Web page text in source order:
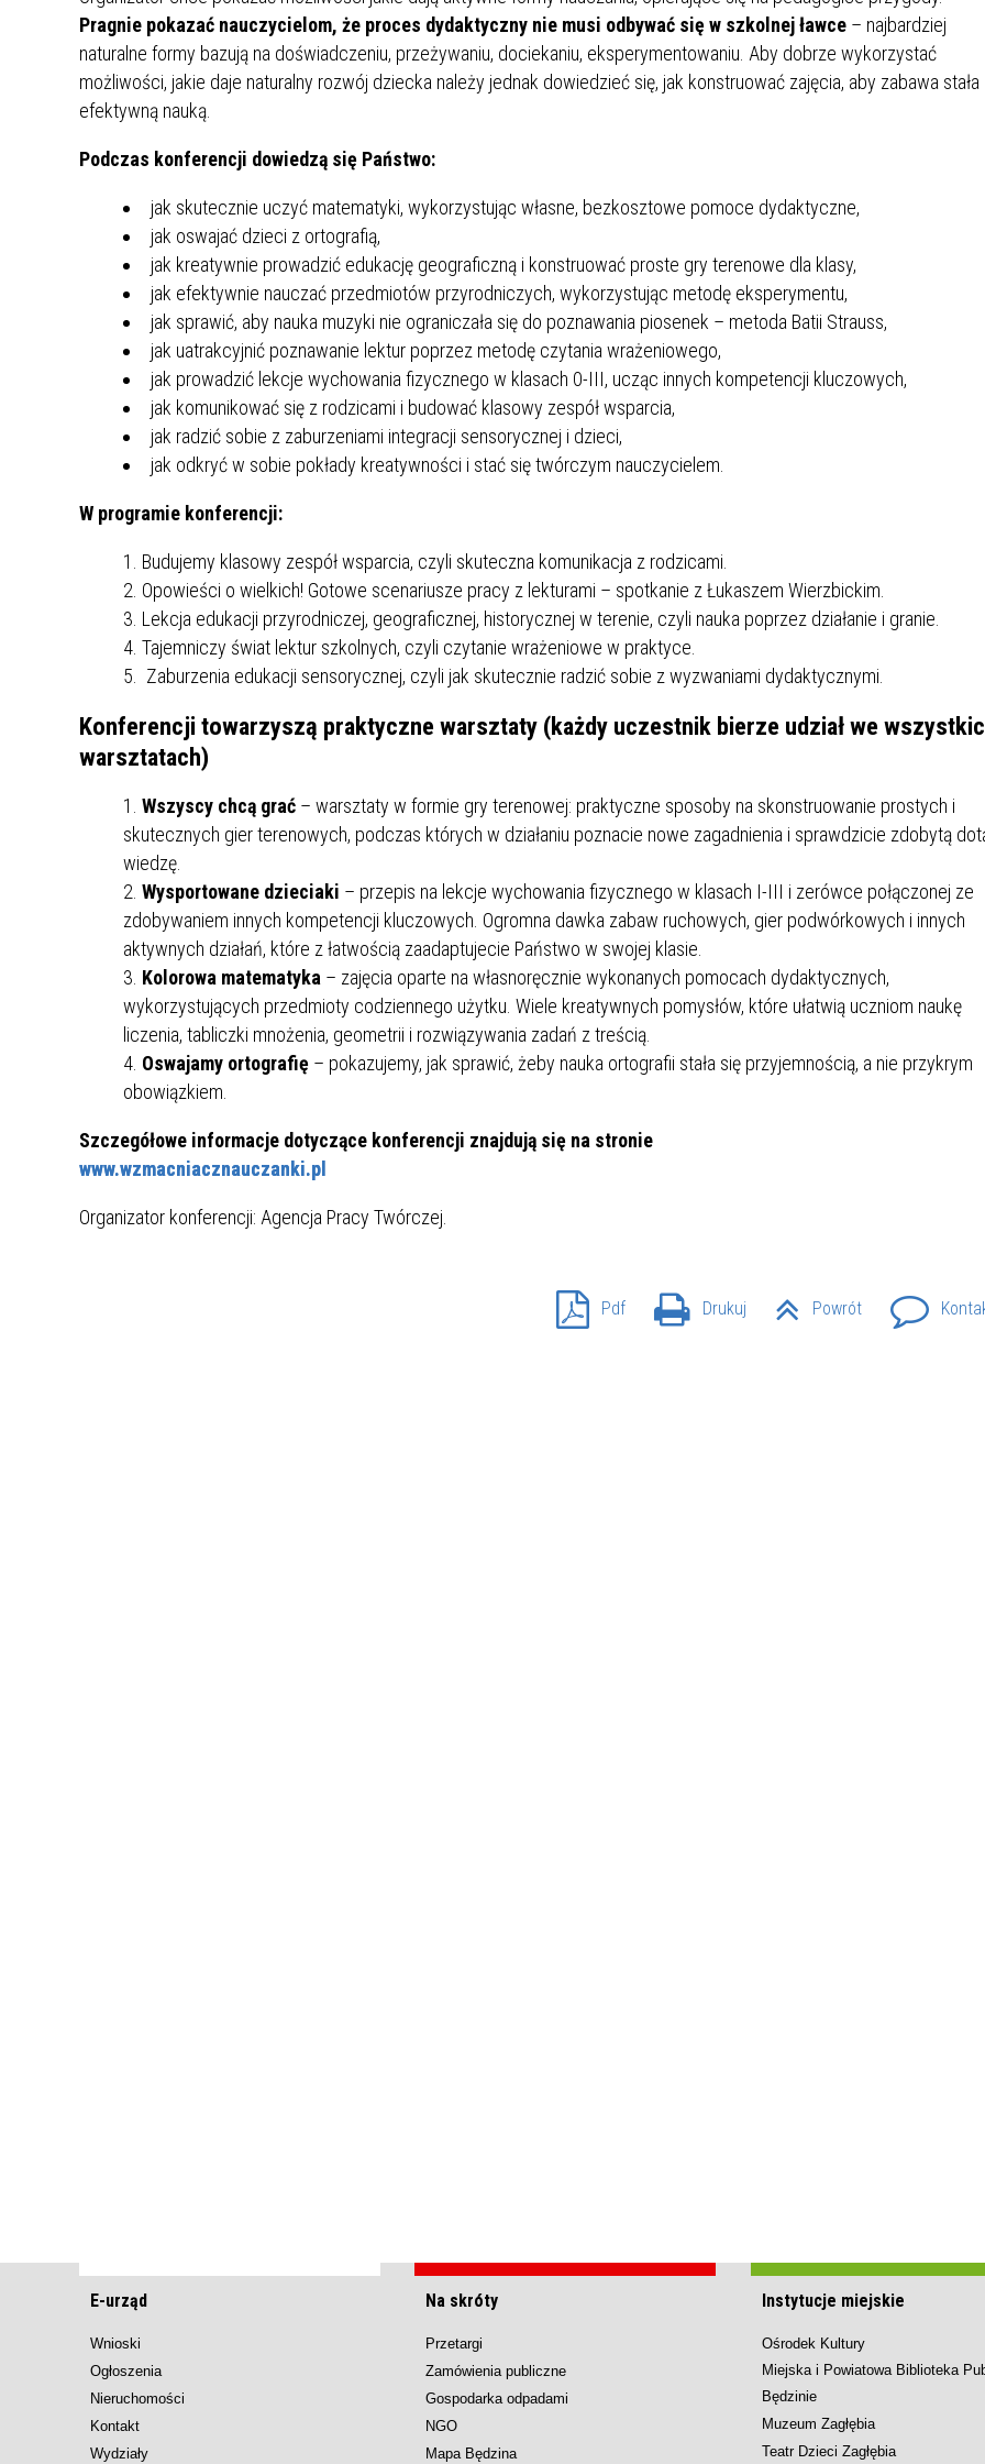
KARTA DUŻEJ RODZINY OFERTY PRACY
PROGRAM WSPARCIA
3+ GÓRĄ!"
AKTYWIZACJA SPOŁECZNO–
NIEPEŁNOSPRAWNYCH
PODATKI LOKALNE –
PODSTAWOWE INFORMACJE,
STAWKI I FORMULARZE
KAMPANIA EDUKACYJNO-
PROJEKTU ZAGŁĘBIOWSKI PARK
LINEARNY
REJESTR DANYCH
INFORMACJE ZUS INFORMACJE MOPS BĘDZIN
INFORMACJE KRUS URZĄD SKARBOWY
WSPARCIA OBSZARU
ZREWITALIZOWANEGO
BĘDZINA
BĘDZIŃSKA AKADEMIA MAŁEGO
SPORTOWCA
AKCJA ŻYJ ZDROWO BEZ
ALKOHOLU
WYGLĄDA PRACA W NGO?
PORADY OD PRACA.PL
PROJEKT EKOLIDERKI
WZMOCNIENIE PROCESU
SPRAWIEDLIWEJ TRANSFORMACJI
ŚLĄSKA
PRACA W WOJSKU JAKO
WYMAGANIA, ZAROBKI
BEZPŁATNY PORADNIK DLA
KONKURS FOTOGRAFICZNY
„METROPOLIA. PRZEZ PRYZMAT
WODY”
KONKURSU O NAGRODĘ
PRZEWODNICZĄCEGO KOMISJI
NADZORU FINANSOWEGO ZA
NAJLEPSZĄ PRACĘ DOKTORSKĄ Z
ZAKRESU RYNKU FINANSOWEGO
CENTRUM ZARZĄDZANIA
RUCHEM
WAŻNA INFORMACJA - DOT.
PRZEPROWADZENIA OCENY
SYSTEMU WODOCIĄGOWEGO
UCZNIÓW
DLA WYRÓŻNIAJĄCYCH SIĘ
UCZNIÓW
AWANS ZAWODOWY NAUCZYCIELI
ZAKŁADANIE PLACÓWEK
DOFINANSOWANIE
I ST. IM. FRYDERYKA CHOPINA
BUDŻETU PAŃSTWA
DOTACJE DLA NIEPUBLICZNYCH
SZKÓŁ I PRZEDSZKOLI W
BĘDZINIE
MIĘDZYZAKŁADOWA KASA
ZAPOMOGOWO-POŻYCZKOWA
PRACOWNIKÓW OŚWIATY
DOFINANSOWANIE
SZKÓŁ” Z WOJEWÓDZKIEGO
FUNDUSZU OCHRONY
WODNEJ W KATOWICACH
POMOC ZDROWOTNA DLA
NAUCZYCIELI
„PRZYJAZNA SZKOŁA” RZĄDOWY
PROGRAM WYRÓWNYWANIA
SZANS EDUKACYJNYCH DZIECI I
Pragnie pokazać nauczycielom, że proces dydaktyczny nie musi odbywać się w szkolnej ławce – najbardziej
naturalne formy bazują na doświadczeniu, przeżywaniu, dociekaniu, eksperymentowaniu. Aby dobrze wykorzystać
możliwości, jakie daje naturalny rozwój dziecka należy jednak dowiedzieć się, jak konstruować zajęcia, aby zabawa stała
efektywną nauką.
Podczas konferencji dowiedzą się Państwo:
jak skutecznie uczyć matematyki, wykorzystując własne, bezkosztowe pomoce dydaktyczne,
jak oswajać dzieci z ortografią,
jak kreatywnie prowadzić edukację geograficzną i konstruować proste gry terenowe dla klasy,
jak efektywnie nauczać przedmiotów przyrodniczych, wykorzystując metodę eksperymentu,
jak sprawić, aby nauka muzyki nie ograniczała się do poznawania piosenek – metoda Batii Strauss,
jak uatrakcyjnić poznawanie lektur poprzez metodę czytania wrażeniowego,
jak prowadzić lekcje wychowania fizycznego w klasach 0-III, ucząc innych kompetencji kluczowych,
jak komunikować się z rodzicami i budować klasowy zespół wsparcia,
jak radzić sobie z zaburzeniami integracji sensorycznej i dzieci,
jak odkryć w sobie pokłady kreatywności i stać się twórczym nauczycielem.
W programie konferencji:
Budujemy klasowy zespół wsparcia, czyli skuteczna komunikacja z rodzicami.
Opowieści o wielkich! Gotowe scenariusze pracy z lekturami – spotkanie z Łukaszem Wierzbickim.
Lekcja edukacji przyrodniczej, geograficznej, historycznej w terenie, czyli nauka poprzez działanie i granie.
Tajemniczy świat lektur szkolnych, czyli czytanie wrażeniowe w praktyce.
Zaburzenia edukacji sensorycznej, czyli jak skutecznie radzić sobie z wyzwaniami dydaktycznymi.
Konferencji towarzyszą praktyczne warsztaty (każdy uczestnik bierze udział we
warsztatach)
Wszyscy chcą grać – warsztaty w formie gry terenowej: praktyczne sposoby na skonstruowanie prostych i
skutecznych gier terenowych, podczas których w działaniu poznacie nowe zagadnienia i sprawdzicie zdobytą
wiedzę.
Wysportowane dzieciaki – przepis na lekcje wychowania fizycznego w klasach I-III i zerówce połączonej ze
zdobywaniem innych kompetencji kluczowych. Ogromna dawka zabaw ruchowych, gier podwórkowych i innych
aktywnych działań, które z łatwością zaadaptujecie Państwo w swojej klasie.
Kolorowa matematyka – zajęcia oparte na własnoręcznie wykonanych pomocach dydaktycznych,
wykorzystujących przedmioty codziennego użytku. Wiele kreatywnych pomysłów, które ułatwią uczniom naukę
liczenia, tabliczki mnożenia, geometrii i rozwiązywania zadań z treścią.
Oswajamy ortografię – pokazujemy, jak sprawić, żeby nauka ortografii stała się przyjemnością, a nie przykrym
obowiązkiem.
Szczegółowe informacje dotyczące konferencji znajdują się na stronie
www.wzmacniacznauczanki.pl
Organizator konferencji: Agencja Pracy Twórczej.
Pdf Drukuj Powrót
E-urząd
Wnioski
Ogłoszenia
Nieruchomości
Kontakt
Wydziały
Na skróty
Przetargi
Zamówienia publiczne
Gospodarka odpadami
NGO
Mapa Będzina
Instytucje miejskie
Ośrodek Kultury
Miejska i Powiatowa Biblioteka
Będzinie
Muzeum Zagłębia
Teatr Dzieci Zagłębia